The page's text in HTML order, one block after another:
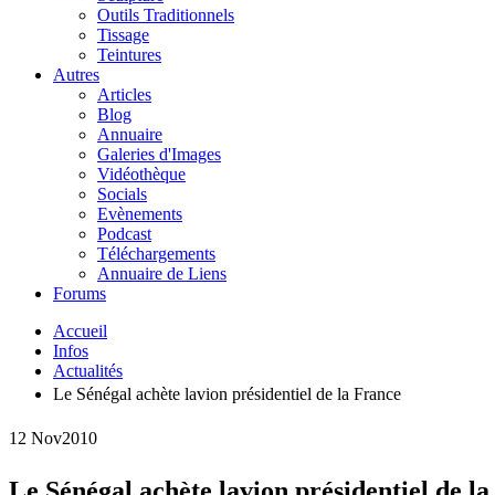
Outils Traditionnels
Tissage
Teintures
Autres
Articles
Blog
Annuaire
Galeries d'Images
Vidéothèque
Socials
Evènements
Podcast
Téléchargements
Annuaire de Liens
Forums
Accueil
Infos
Actualités
Le Sénégal achète lavion présidentiel de la France
12 Nov2010